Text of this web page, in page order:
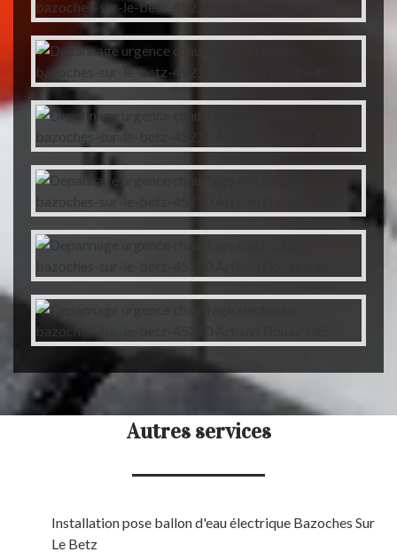
Autres services
Installation pose ballon d'eau électrique Bazoches Sur
Le Betz